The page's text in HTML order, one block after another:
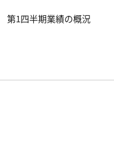
第1四半期業績の概況